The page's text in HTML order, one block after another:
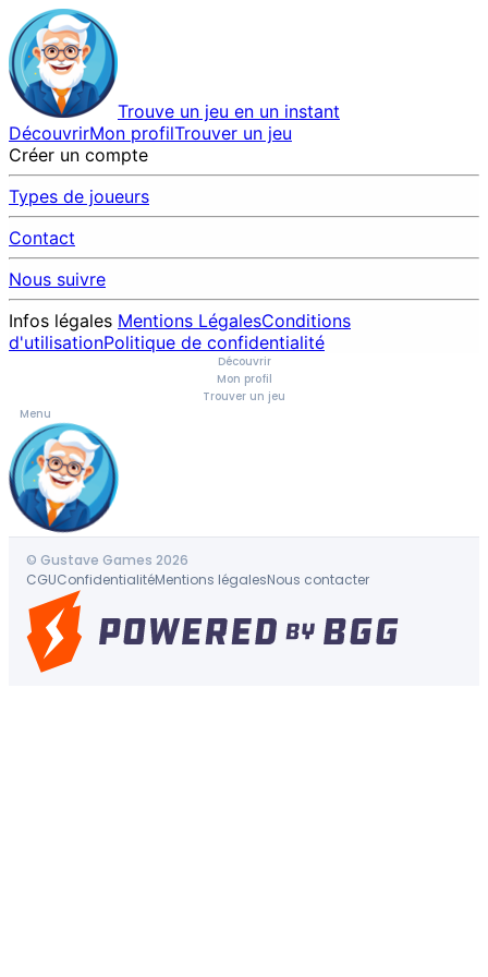
Trouve un jeu en un instant
DécouvrirMon profilTrouver un jeu
Créer un compte
Types de joueurs
Contact
Nous suivre
Infos légales Mentions LégalesConditions
d'utilisationPolitique de confidentialité
Découvrir
Mon profil
Trouver un jeu
Menu
© Gustave Games 2026
CGUConfidentialitéMentions légalesNous contacter